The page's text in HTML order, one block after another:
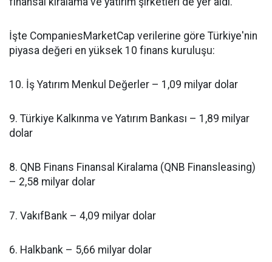
İşte CompaniesMarketCap verilerine göre Türkiye'nin
piyasa değeri en yüksek 10 finans kuruluşu:
10. İş Yatırım Menkul Değerler – 1,09 milyar dolar
9. Türkiye Kalkınma ve Yatırım Bankası – 1,89 milyar
dolar
8. QNB Finans Finansal Kiralama (QNB Finansleasing)
– 2,58 milyar dolar
7. VakıfBank – 4,09 milyar dolar
6. Halkbank – 5,66 milyar dolar